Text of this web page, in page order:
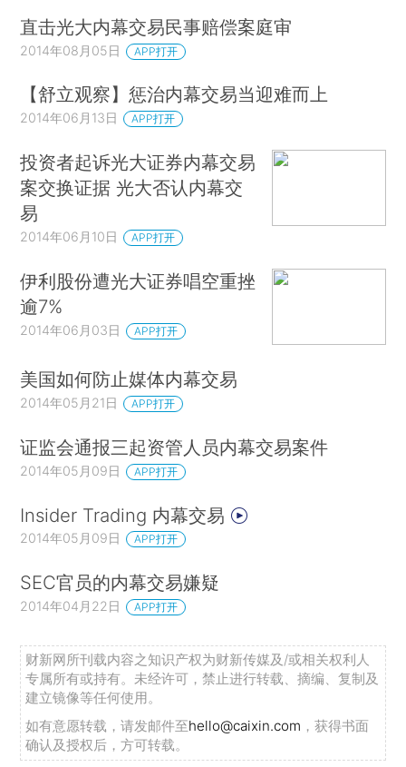
直击光大内幕交易民事赔偿案庭审
2014年08月05日 APP打开
【舒立观察】惩治内幕交易当迎难而上
2014年06月13日 APP打开
投资者起诉光大证券内幕交易
案交换证据 光大否认内幕交
易
2014年06月10日 APP打开
伊利股份遭光大证券唱空重挫
逾7%
2014年06月03日 APP打开
美国如何防止媒体内幕交易
2014年05月21日 APP打开
证监会通报三起资管人员内幕交易案件
2014年05月09日 APP打开
Insider Trading 内幕交易
2014年05月09日 APP打开
SEC官员的内幕交易嫌疑
2014年04月22日 APP打开
财新网所刊载内容之知识产权为财新传媒及/或相关权利人
专属所有或持有。未经许可，禁止进行转载、摘编、复制及
建立镜像等任何使用。
如有意愿转载，请发邮件至hello@caixin.com ，获得书面
确认及授权后，方可转载。